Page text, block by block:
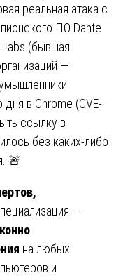
реальная атака с
ПО Dante
Labs (бывшая
—
дня в Chrome (CVE-
ссылку в
без каких-либо
🚨
—
на любых
и